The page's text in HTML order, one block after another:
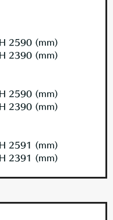
2590 (mm)
2390 (mm)
2590 (mm)
2390 (mm)
2591 (mm)
2391 (mm)